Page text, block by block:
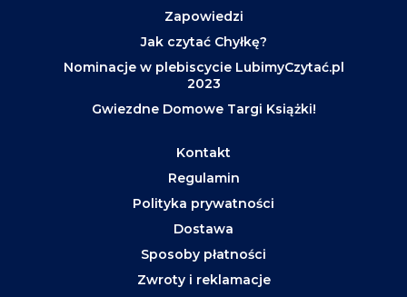
Zapowiedzi
Jak czytać Chyłkę?
Nominacje w plebiscycie LubimyCzytać.pl
2023
Gwiezdne Domowe Targi Książki!
Kontakt
Regulamin
Polityka prywatności
Dostawa
Sposoby płatności
Zwroty i reklamacje